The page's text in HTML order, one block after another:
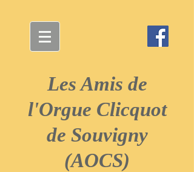
Les Amis de
l'Orgue Clicquot
de Souvigny
(AOCS)